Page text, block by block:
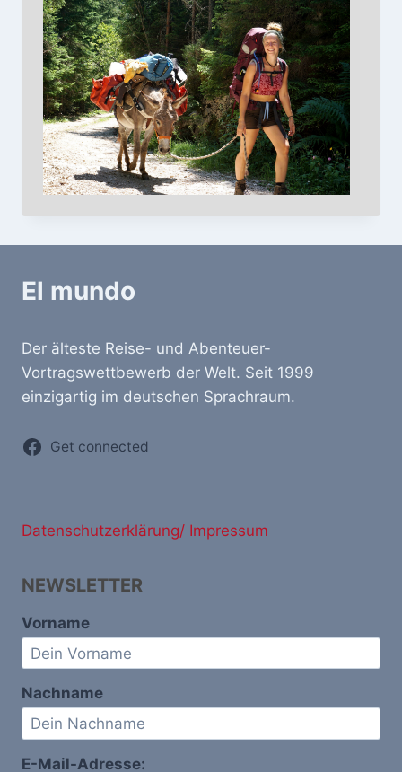
El mundo
Der älteste Reise- und Abenteuer-
Vortragswettbewerb der Welt. Seit 1999
einzigartig im deutschen Sprachraum.
Get connected
Datenschutzerklärung/ Impressum
NEWSLETTER
Vorname
Nachname
E-Mail-Adresse: